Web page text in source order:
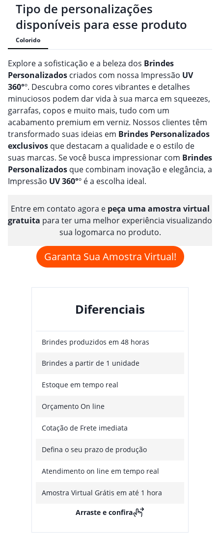
Tipo de personalizações
disponíveis para esse produto
Colorido
Explore a sofisticação e a beleza dos Brindes
Personalizados criados com nossa Impressão UV
360°º. Descubra como cores vibrantes e detalhes
minuciosos podem dar vida à sua marca em squeezes,
garrafas, copos e muito mais, tudo com um
acabamento premium em verniz. Nossos clientes têm
transformado suas ideias em Brindes Personalizados
exclusivos que destacam a qualidade e o estilo de
suas marcas. Se você busca impressionar com Brindes
Personalizados que combinam inovação e elegância, a
Impressão UV 360°º é a escolha ideal.
Entre em contato agora e peça uma amostra virtual
gratuita para ter uma melhor experiência visualizando
sua logomarca no produto.
Garanta Sua Amostra Virtual!
Diferenciais
Brindes produzidos em 48 horas
Brindes a partir de 1 unidade
Estoque em tempo real
Orçamento On line
Cotação de Frete imediata
Defina o seu prazo de produção
Atendimento on line em tempo real
Amostra Virtual Grátis em até 1 hora
Arraste e confira